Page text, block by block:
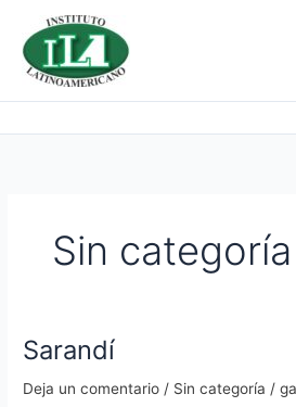
contenido
Sin categoría
Sarandí
Deja un comentario / Sin categoría /
Sarandí